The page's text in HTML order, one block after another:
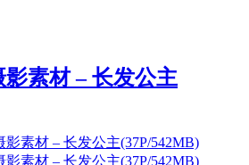
影素材 – 长发公主